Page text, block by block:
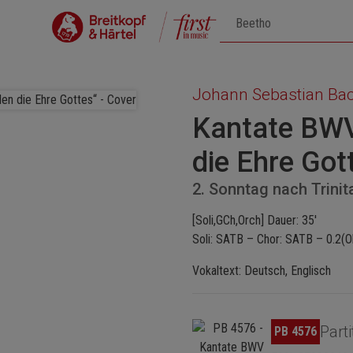
Johann Sebastian
Kantate
die Ehre
2. Sonntag nach
[Soli,GCh,Orch] Dauer: 35'
Soli: SATB – Chor: SATB –
Vokaltext: Deutsch, Englisch
Bildergalerie überspringen
PB 4576